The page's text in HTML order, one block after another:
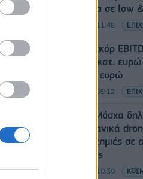
στοιχήματα σε
06/08/2026 - 11:48
Metlen: Ρεκόρ
στα 550 εκατ.
313 εκατ. ευρώ
06/08/2026 - 09:12
Ρωσία: Η Μόσχα
605 ουκρανικά
Ελαφρές ζημιές σε
Wildberries
06/08/2026 - 10:30